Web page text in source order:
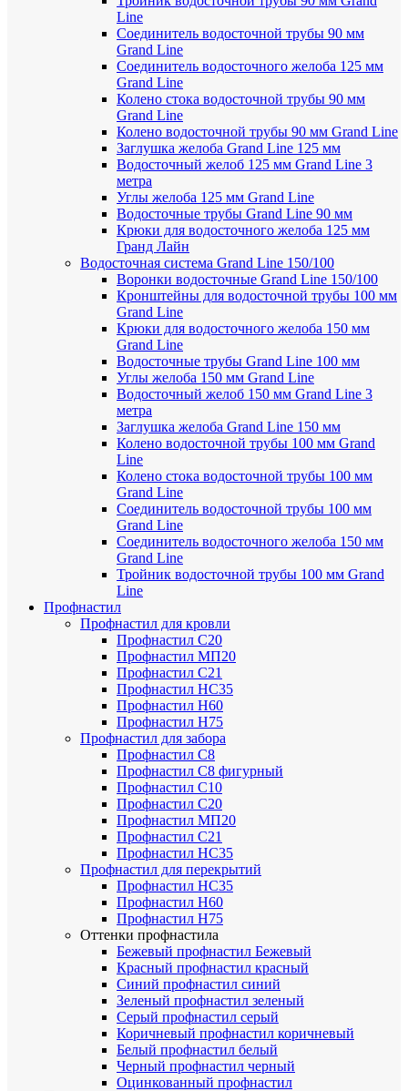
Line
Соединитель водосточной трубы 90 мм
Grand Line
Соединитель водосточного желоба 125 мм
Grand Line
Колено стока водосточной трубы 90 мм
Grand Line
Колено водосточной трубы 90 мм Grand Line
Заглушка желоба Grand Line 125 мм
Водосточный желоб 125 мм Grand Line 3
метра
Углы желоба 125 мм Grand Line
Водосточные трубы Grand Line 90 мм
Крюки для водосточного желоба 125 мм
Гранд Лайн
Водосточная система Grand Line 150/100
Воронки водосточные Grand Line 150/100
Кронштейны для водосточной трубы 100 мм
Grand Line
Крюки для водосточного желоба 150 мм
Grand Line
Водосточные трубы Grand Line 100 мм
Углы желоба 150 мм Grand Line
Водосточный желоб 150 мм Grand Line 3
метра
Заглушка желоба Grand Line 150 мм
Колено водосточной трубы 100 мм Grand
Line
Колено стока водосточной трубы 100 мм
Grand Line
Соединитель водосточной трубы 100 мм
Grand Line
Соединитель водосточного желоба 150 мм
Grand Line
Тройник водосточной трубы 100 мм Grand
Line
Профнастил
Профнастил для кровли
Профнастил С20
Профнастил МП20
Профнастил С21
Профнастил НС35
Профнастил Н60
Профнастил Н75
Профнастил для забора
Профнастил С8
Профнастил С8 фигурный
Профнастил С10
Профнастил С20
Профнастил МП20
Профнастил С21
Профнастил НС35
Профнастил для перекрытий
Профнастил НС35
Профнастил Н60
Профнастил Н75
Оттенки профнастила
Бежевый профнастил Бежевый
Красный профнастил красный
Синий профнастил синий
Зеленый профнастил зеленый
Серый профнастил серый
Коричневый профнастил коричневый
Белый профнастил белый
Черный профнастил черный
Оцинкованный профнастил